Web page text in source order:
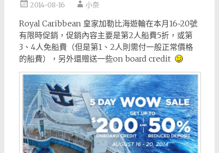
2014-08-16 小奈
Royal Caribbean 皇家加勒比海遊輪在本月16~20號
有限時促銷，促銷內容主要是第2人船費5折，或第
3、4人免船費（但是第1、2人則需付一般正常價格
的船費），另外還贈送一些on board credit